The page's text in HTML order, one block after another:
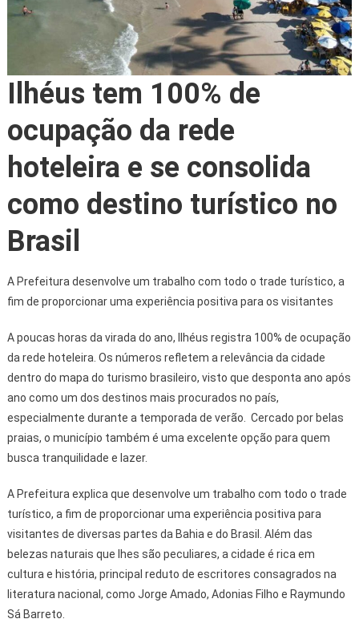
Ilhéus tem 100% de
ocupação da rede
hoteleira e se consolida
como destino turístico no
Brasil
A Prefeitura desenvolve um trabalho com todo o trade turístico, a
fim de proporcionar uma experiência positiva para os visitantes
A poucas horas da virada do ano, Ilhéus registra 100% de ocupação
da rede hoteleira. Os números refletem a relevância da cidade
dentro do mapa do turismo brasileiro, visto que desponta ano após
ano como um dos destinos mais procurados no país,
especialmente durante a temporada de verão. Cercado por belas
praias, o município também é uma excelente opção para quem
busca tranquilidade e lazer.
A Prefeitura explica que desenvolve um trabalho com todo o trade
turístico, a fim de proporcionar uma experiência positiva para
visitantes de diversas partes da Bahia e do Brasil. Além das
belezas naturais que lhes são peculiares, a cidade é rica em
cultura e história, principal reduto de escritores consagrados na
literatura nacional, como Jorge Amado, Adonias Filho e Raymundo
Sá Barreto.